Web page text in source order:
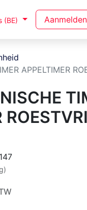
(BE) Aanmelden
APPELTIMER